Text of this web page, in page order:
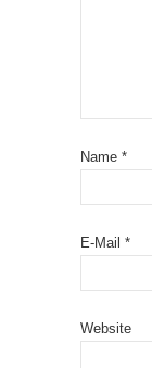
Name *
E-Mail *
Website